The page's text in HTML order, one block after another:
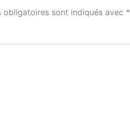
obligatoires sont indiqués avec *